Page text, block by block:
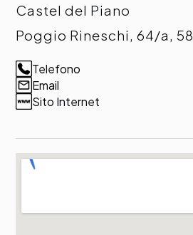
Castel del Piano
Poggio Rineschi, 64/a,
Telefono
Email
Sito Internet